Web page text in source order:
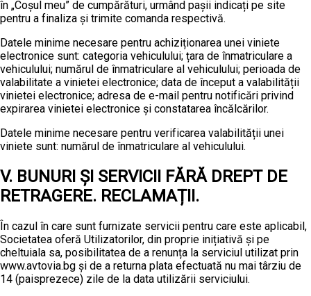
în „Coșul meu” de cumpărături, urmând pașii indicați pe site
pentru a finaliza și trimite comanda respectivă.
Datele minime necesare pentru achiziționarea unei viniete
electronice sunt: categoria vehiculului; țara de înmatriculare a
vehiculului; numărul de înmatriculare al vehiculului; perioada de
valabilitate a vinietei electronice; data de început a valabilității
vinietei electronice; adresa de e-mail pentru notificări privind
expirarea vinietei electronice și constatarea încălcărilor.
Datele minime necesare pentru verificarea valabilității unei
viniete sunt: numărul de înmatriculare al vehiculului.
V. BUNURI ȘI SERVICII FĂRĂ DREPT DE
RETRAGERE. RECLAMAȚII.
În cazul în care sunt furnizate servicii pentru care este aplicabil,
Societatea oferă Utilizatorilor, din proprie inițiativă și pe
cheltuiala sa, posibilitatea de a renunța la serviciul utilizat prin
www.avtovia.bg și de a returna plata efectuată nu mai târziu de
14 (paisprezece) zile de la data utilizării serviciului.